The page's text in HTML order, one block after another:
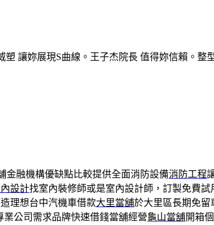
讓妳展現S曲線。王子杰院長 值得妳信賴。整
金融機構優缺點比較提供全面消防設備消防工程
設計找室內裝修師或是室內設計師，訂製免費試
理想台中汽機車借款大里當舖於大里區長期免留
業公司需求品牌快速借錢當舖經營龜山當舖開箱